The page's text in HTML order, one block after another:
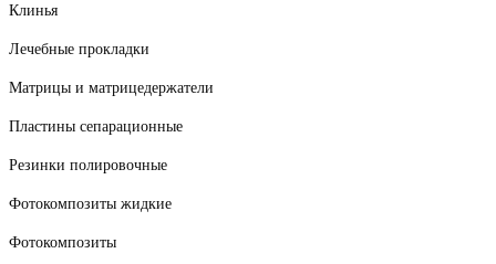
Клинья
Лечебные прокладки
Матрицы и матрицедержатели
Пластины сепарационные
Резинки полировочные
Фотокомпозиты жидкие
Фотокомпозиты